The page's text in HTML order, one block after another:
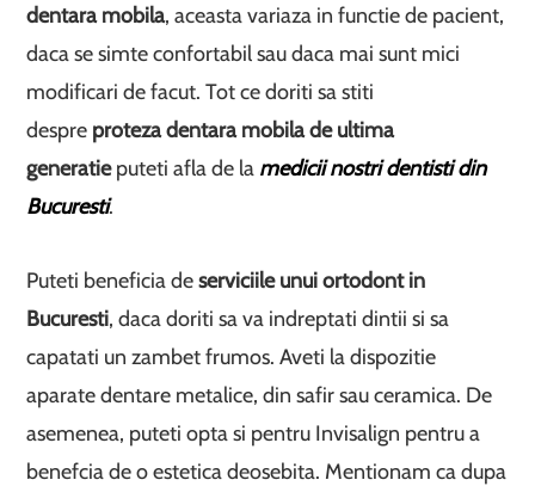
dentara mobila, aceasta variaza in functie de pacient,
daca se simte confortabil sau daca mai sunt mici
modificari de facut. Tot ce doriti sa stiti
despre proteza dentara mobila de ultima
generatieputeti afla de la medicii nostri dentisti din
Bucuresti.
Puteti beneficia deserviciile unui ortodont in
Bucuresti, daca doriti sa va indreptati dintii si sa
capatati un zambet frumos. Aveti la dispozitie
aparate dentare metalice, din safir sau ceramica. De
asemenea, puteti opta si pentru Invisalign pentru a
benefcia de o estetica deosebita. Mentionam ca dupa